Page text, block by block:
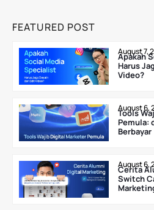
FEATURED POST
August 7,
Apakah
Harus
Video?
August 6,
Tools
Pemula:
Berbayar
August 6,
Cerita
Switch